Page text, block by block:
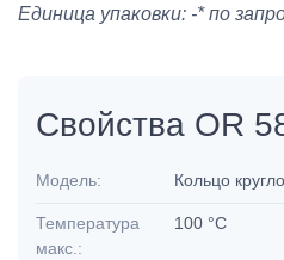
Единица упаковки: -* по
Свойства OR
Модель: Кольцо
Температура
макс.:
100 °C